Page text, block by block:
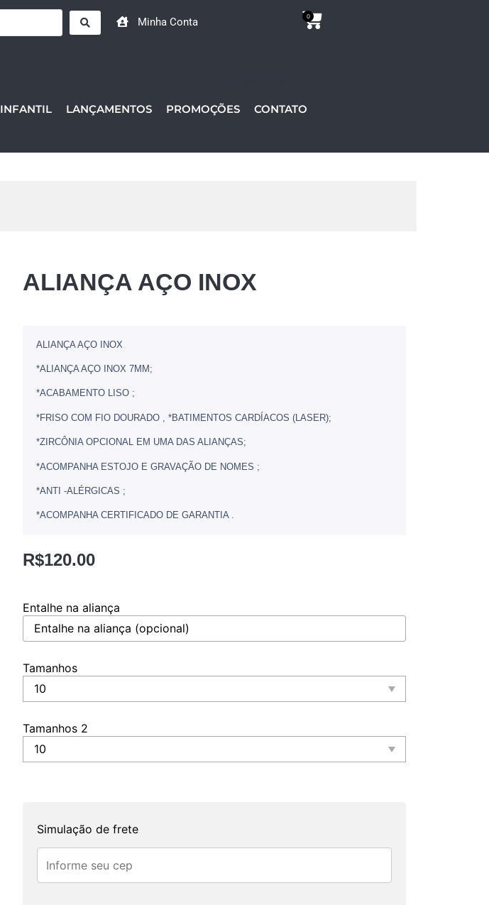
Minha Conta 0
INFANTIL LANÇAMENTOS PROMOÇÕES CONTATO
ALIANÇA AÇO INOX
ALIANÇA AÇO INOX
*ALIANÇA AÇO INOX 7MM;
*ACABAMENTO LISO ;
*FRISO COM FIO DOURADO , *BATIMENTOS CARDÍACOS (LASER);
*ZIRCÔNIA OPCIONAL EM UMA DAS ALIANÇAS;
*ACOMPANHA ESTOJO E GRAVAÇÃO DE NOMES ;
*ANTI -ALÉRGICAS ;
*ACOMPANHA CERTIFICADO DE GARANTIA .
R$120.00
Entalhe na aliança
Tamanhos
Tamanhos 2
Simulação de frete